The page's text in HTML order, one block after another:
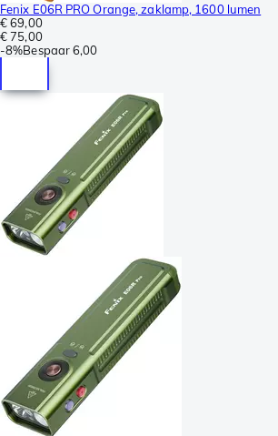
Fenix E06R PRO Orange, zaklamp, 1600 lumen
€ 69,00
€ 75,00
-8%Bespaar6,00